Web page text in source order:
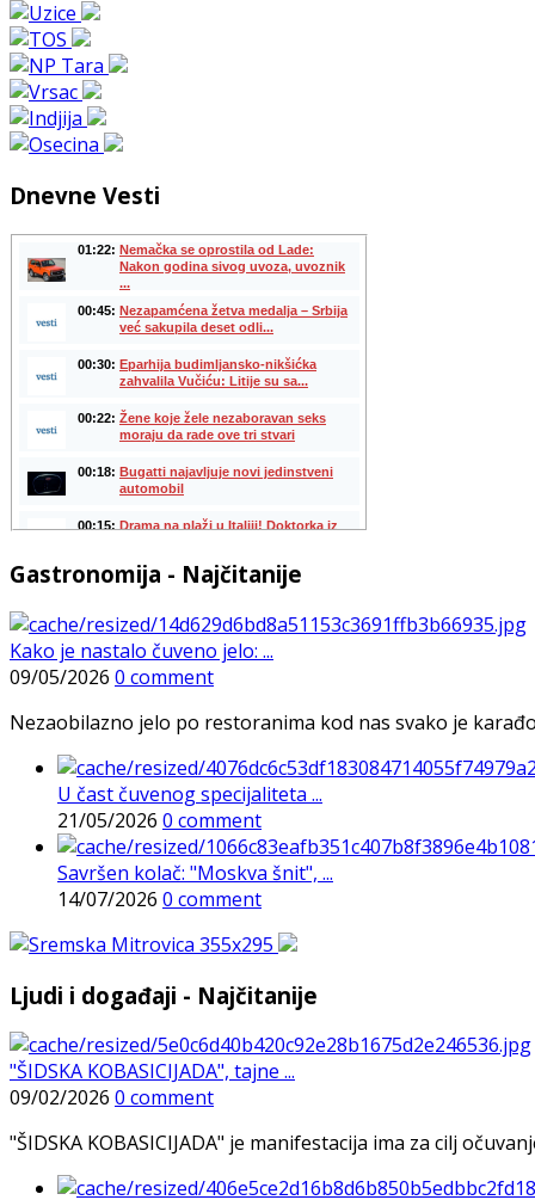
Dnevne Vesti
Gastronomija - Najčitanije
Kako je nastalo čuveno jelo: ...
09/05/2026 0 comment
Nezaobilazno jelo po restoranima kod nas svako je
U čast čuvenog specijaliteta ...
21/05/2026 0 comment
Savršen kolač: "Moskva šnit", ...
14/07/2026 0 comment
Ljudi i događaji - Najčitanije
"ŠIDSKA KOBASICIJADA", tajne ...
09/02/2026 0 comment
"ŠIDSKA KOBASICIJADA" je manifestacija ima za cilj